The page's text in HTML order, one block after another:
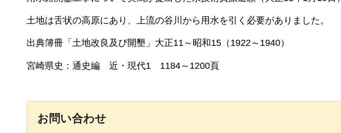
土地は舌状の高原にあり、上流の谷川から用水を引く必要がありました。
出典簿冊「土地改良及び開墾」大正11～昭和15（1922～1940）
宮崎県史：通史編 近 ・現代1 1184～1200頁
お問い合わせ